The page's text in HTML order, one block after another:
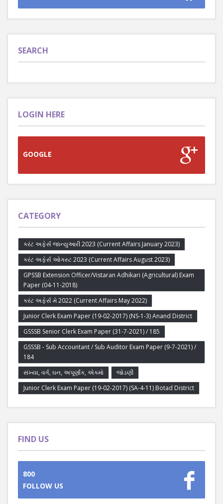
SEARCH
LOGIN HERE
GOOGLE
CATEGORY
કરંટ અફેર્સ જાન્યુઆરી 2023 (Current Affairs January 2023)
કરંટ અફેર્સ ઓગસ્ટ 2023 (Current Affairs August 2023)
GPSSB Extension Officer/Vistaran Adhikari (Agricultural) Exam
Paper (04-11-2018)
કરંટ અફેર્સ મે 2022 (Current Affairs May 2022)
Junior Clerk Exam Paper (19-02-2017) (NS-1-3) Anand District
GSSSB Senior Clerk Exam Paper (31-7-2021) / 185
GSSSB - Sub Accountant / Sub Auditor Exam Paper (9-7-2021) /
184
સંખ્યા, વર્ગ, ઘન, અપૂર્ણાંક, એકમો
જોડણી
Junior Clerk Exam Paper (19-02-2017) (SA-4-11) Botad District
FIND US
800
FOLLOW US